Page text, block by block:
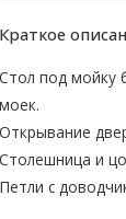
Краткое
Стол под мойку
моек.
Открывание
Столешница и
Петли с